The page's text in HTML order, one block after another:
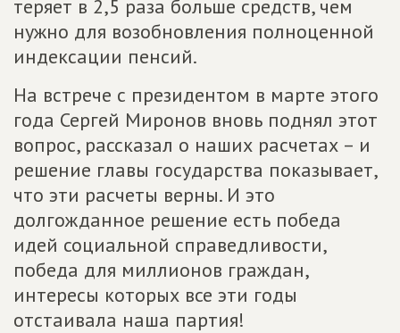
теряет в 2,5 раза больше средств, чем
нужно для возобновления полноценной
индексации пенсий.
На встрече с президентом в марте этого
года Сергей Миронов вновь поднял этот
вопрос, рассказал о наших расчетах – и
решение главы государства показывает,
что эти расчеты верны. И это
долгожданное решение есть победа
идей социальной справедливости,
победа для миллионов граждан,
интересы которых все эти годы
отстаивала наша партия!